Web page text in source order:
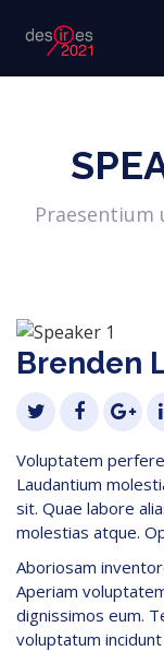
Praesentium
Brenden
Voluptatem
Laudantium
sit. Quae labore
molestias atque.
Aboriosam
Aperiam
dignissimos eum.
voluptatum